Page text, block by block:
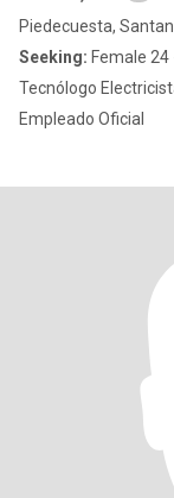
Piedecuesta,
Seeking: Female 24
Tecnólogo
Empleado Oficial